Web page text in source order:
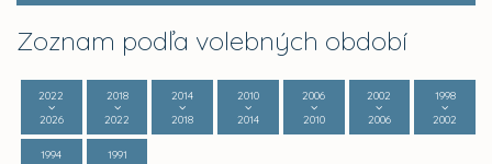
Zoznam podľa volebných období
2022
2026
2018
2022
2014
2018
2010
2014
2006
2010
2002
2006
1998
2002
1994
1991